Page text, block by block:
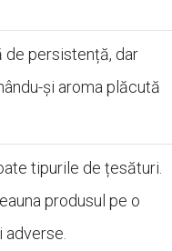
de persistență, dar
și aroma plăcută
tipurile de țesături.
produsul pe o
adverse.